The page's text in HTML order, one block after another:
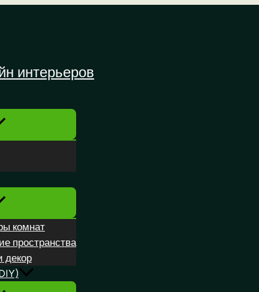
интерьеров
комнат
пространства
декор